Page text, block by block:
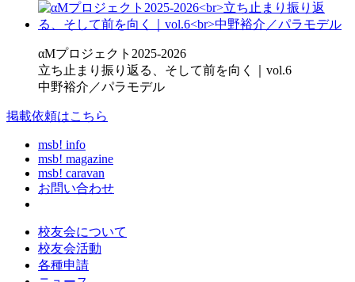
αMプロジェクト2025-2026
立ち止まり振り返る、そして前を向く｜vol.6
中野裕介／パラモデル
掲載依頼はこちら
msb! info
msb! magazine
msb! caravan
お問い合わせ
校友会について
校友会活動
各種申請